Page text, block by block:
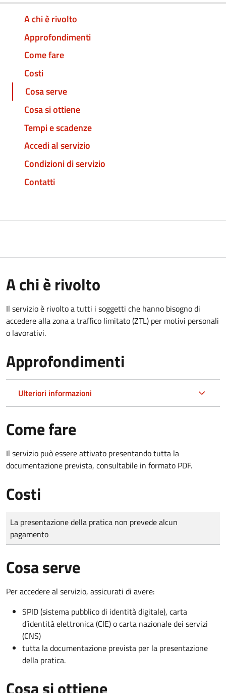
A chi è rivolto
Approfondimenti
Come fare
Costi
Cosa serve
Cosa si ottiene
Tempi e scadenze
Accedi al servizio
Condizioni di servizio
Contatti
A chi è rivolto
Il servizio è rivolto a tutti i soggetti che hanno bisogno di
accedere alla zona a traffico limitato (ZTL) per motivi personali
o lavorativi.
Approfondimenti
Ulteriori informazioni
Come fare
Il servizio può essere attivato presentando tutta la
documentazione prevista, consultabile in formato PDF.
Costi
Tipo di pagamento
Importo
La presentazione della pratica non prevede alcun
pagamento
Cosa serve
Per accedere al servizio, assicurati di avere:
SPID (sistema pubblico di identità digitale), carta
d’identità elettronica (CIE) o carta nazionale dei servizi
(CNS)
tutta la documentazione prevista per la presentazione
della pratica.